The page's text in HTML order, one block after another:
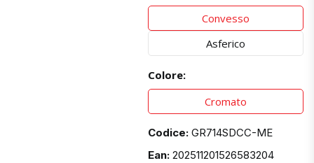
Convesso
Asferico
Colore:
Cromato
Codice: GR714SDCC-ME
Ean: 202511201526583204